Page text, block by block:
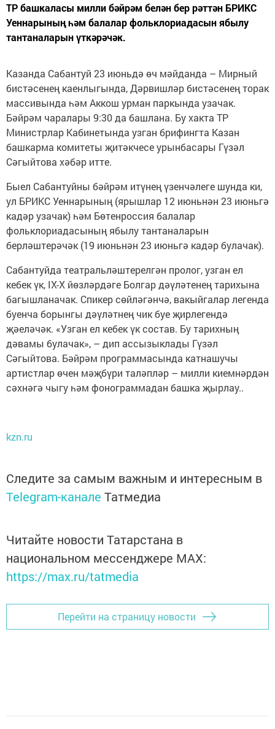
ТР башкаласы милли бәйрәм белән бер рәттән БРИКС
Уеннарының һәм балалар фольклориадасын ябылу
тантаналарын үткәрәчәк.
Казанда Сабантуй 23 июньдә өч мәйданда – Мирный
бистәсенең каенлыгында, Дәрвишләр бистәсенең торак
массивында һәм Аккош урман паркында узачак.
Бәйрәм чаралары 9:30 да башлана. Бу хакта ТР
Министрлар Кабинетында узган брифингта Казан
башкарма комитеты җитәкчесе урынбасары Гүзәл
Сәгыйтова хәбәр итте.
Быел Сабантуйны бәйрәм итүнең үзенчәлеге шунда ки,
ул БРИКС Уеннарының (ярышлар 12 июньнән 23 июньгә
кадәр узачак) һәм Бөтенроссия балалар
фольклориадасының ябылу тантаналарын
берләштерәчәк (19 июньнән 23 июньгә кадәр булачак).
Сабантуйда театральләштерелгән пролог, узган ел
кебек үк, IX-X йөзләрдәге Болгар дәүләтенең тарихына
багышланачак. Спикер сөйләгәнчә, вакыйгалар легенда
буенча борынгы дәүләтнең чик буе җирлегендә
җәеләчәк. «Узган ел кебек үк состав. Бу тарихның
дәвамы булачак», – дип ассызыклады Гүзәл
Сәгыйтова. Бәйрәм программасында катнашучы
артистлар өчен мәҗбүри таләпләр – милли киемнәрдән
сәхнәгә чыгу һәм фонограммадан башка җырлау..
kzn.ru
Следите за самым важным и интересным в
Telegram-канале Татмедиа
Читайте новости Татарстана в
национальном мессенджере MАХ:
https://max.ru/tatmedia
Перейти на страницу новости